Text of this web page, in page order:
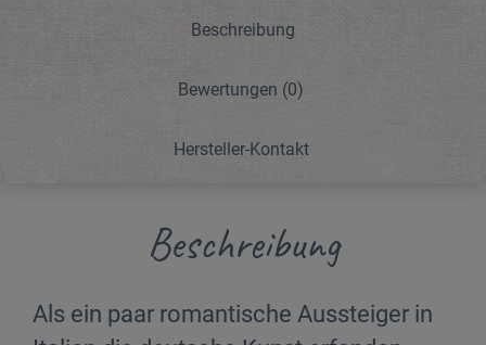
Beschreibung
Bewertungen (0)
Hersteller-Kontakt
Beschreibung
Als ein paar romantische Aussteiger in